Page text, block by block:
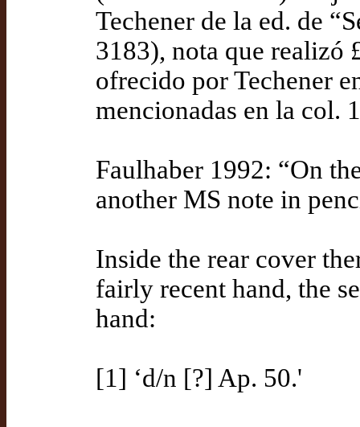
Techener de la ed. de
3183), nota que realizó
ofrecido por Techener
mencionadas en la col.
Faulhaber 1992: “On
another MS note in
Inside the rear cover
fairly recent hand, the
hand:
[1] ‘d/n [?] Ap. 50.'